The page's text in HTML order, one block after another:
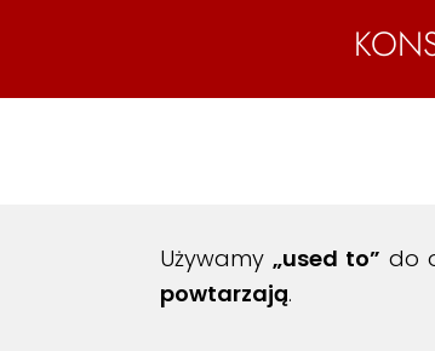
Używamy „used to” do
powtarzają.